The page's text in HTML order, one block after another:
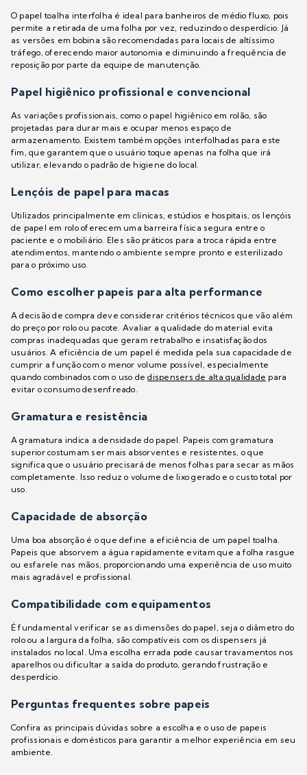
O papel toalha interfolha é ideal para banheiros de médio fluxo, pois
permite a retirada de uma folha por vez, reduzindo o desperdício. Já
as versões em bobina são recomendadas para locais de altíssimo
tráfego, oferecendo maior autonomia e diminuindo a frequência de
reposição por parte da equipe de manutenção.
Papel higiênico profissional e convencional
As variações profissionais, como o papel higiênico em rolão, são
projetadas para durar mais e ocupar menos espaço de
armazenamento. Existem também opções interfolhadas para este
fim, que garantem que o usuário toque apenas na folha que irá
utilizar, elevando o padrão de higiene do local.
Lençóis de papel para macas
Utilizados principalmente em clínicas, estúdios e hospitais, os lençóis
de papel em rolo oferecem uma barreira física segura entre o
paciente e o mobiliário. Eles são práticos para a troca rápida entre
atendimentos, mantendo o ambiente sempre pronto e esterilizado
para o próximo uso.
Como escolher papeis para alta performance
A decisão de compra deve considerar critérios técnicos que vão além
do preço por rolo ou pacote. Avaliar a qualidade do material evita
compras inadequadas que geram retrabalho e insatisfação dos
usuários. A eficiência de um papel é medida pela sua capacidade de
cumprir a função com o menor volume possível, especialmente
quando combinados com o uso dedispensers de alta qualidade para
evitar o consumo desenfreado.
Gramatura e resistência
A gramatura indica a densidade do papel. Papeis com gramatura
superior costumam ser mais absorventes e resistentes, o que
significa que o usuário precisará de menos folhas para secar as mãos
completamente. Isso reduz o volume de lixo gerado e o custo total por
uso.
Capacidade de absorção
Uma boa absorção é o que define a eficiência de um papel toalha.
Papeis que absorvem a água rapidamente evitam que a folha rasgue
ou esfarele nas mãos, proporcionando uma experiência de uso muito
mais agradável e profissional.
Compatibilidade com equipamentos
É fundamental verificar se as dimensões do papel, seja o diâmetro do
rolo ou a largura da folha, são compatíveis com os dispensers já
instalados no local. Uma escolha errada pode causar travamentos nos
aparelhos ou dificultar a saída do produto, gerando frustração e
desperdício.
Perguntas frequentes sobre papeis
Confira as principais dúvidas sobre a escolha e o uso de papeis
profissionais e domésticos para garantir a melhor experiência em seu
ambiente.